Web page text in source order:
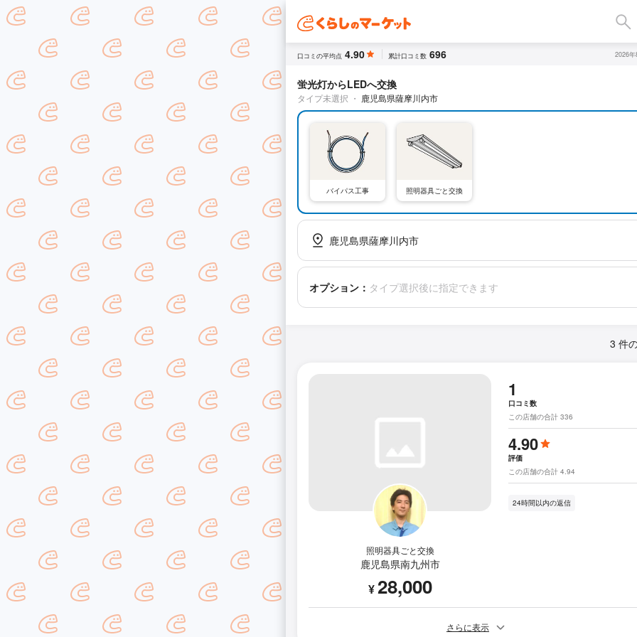
口コミの平均点 4.90 累計口コミ数 696 2026
蛍光灯からLEDへ交換
タイプ未選択 ・ 鹿児島県薩摩川内市
バイパス工事 照明器具ごと交換
鹿児島県薩摩川内市
オプション： タイプ選択後に指定できます
3 件
照明器具ごと交換
鹿児島県南九州市
¥28,000
1
口コミ数
この店舗の合計 336
4.90
評価
この店舗の合計 4.94
24時間以内の返信
さらに表示